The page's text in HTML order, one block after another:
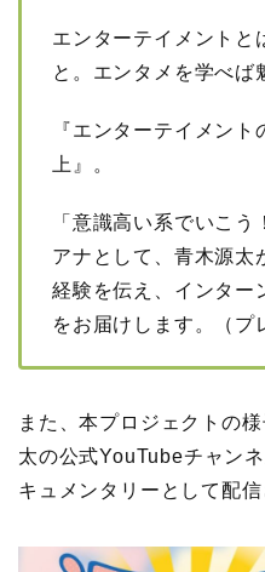
エンターテイメントと
と。​エンタメを学べば
『エンターテイメン
上』。
「意識高い系でいこ
アナとして、青木源太
経験を伝え、インター
をお届けします。（プ
また、本プロジェクトの
太の公式YouTubeチャン
キュメンタリーとして配信